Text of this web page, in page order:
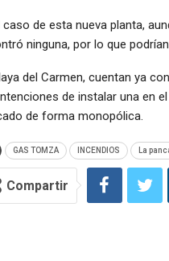
caso de esta nueva planta,
ninguna, por lo que
del Carmen, cuentan ya
de instalar una en
de forma monopólica.
GAS TOMZA INCENDIOS La
Compartir